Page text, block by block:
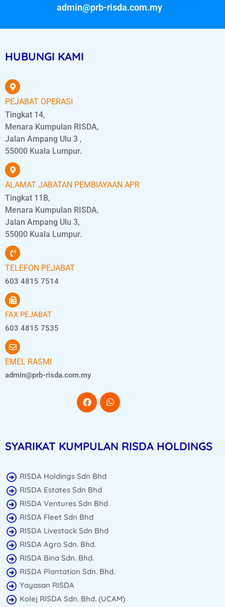
admin@prb-risda.com.my
HUBUNGI KAMI
PEJABAT OPERASI
Tingkat 14,
Menara Kumpulan RISDA,
Jalan Ampang Ulu 3 ,
55000 Kuala Lumpur.
ALAMAT JABATAN PEMBIAYAAN APR
Tingkat 11B,
Menara Kumpulan RISDA,
Jalan Ampang Ulu 3,
55000 Kuala Lumpur.
TELEFON PEJABAT
603 4815 7514
FAX PEJABAT
603 4815 7535
EMEL RASMI
admin@prb-risda.com.my
SYARIKAT KUMPULAN RISDA HOLDINGS
RISDA Holdings Sdn Bhd
RISDA Estates Sdn Bhd
RISDA Ventures Sdn Bhd
RISDA Fleet Sdn Bhd
RISDA Livestock Sdn Bhd
RISDA Agro Sdn. Bhd.
RISDA Bina Sdn. Bhd.
RISDA Plantation Sdn. Bhd.
Yayasan RISDA
Kolej RISDA Sdn. Bhd. (UCAM)